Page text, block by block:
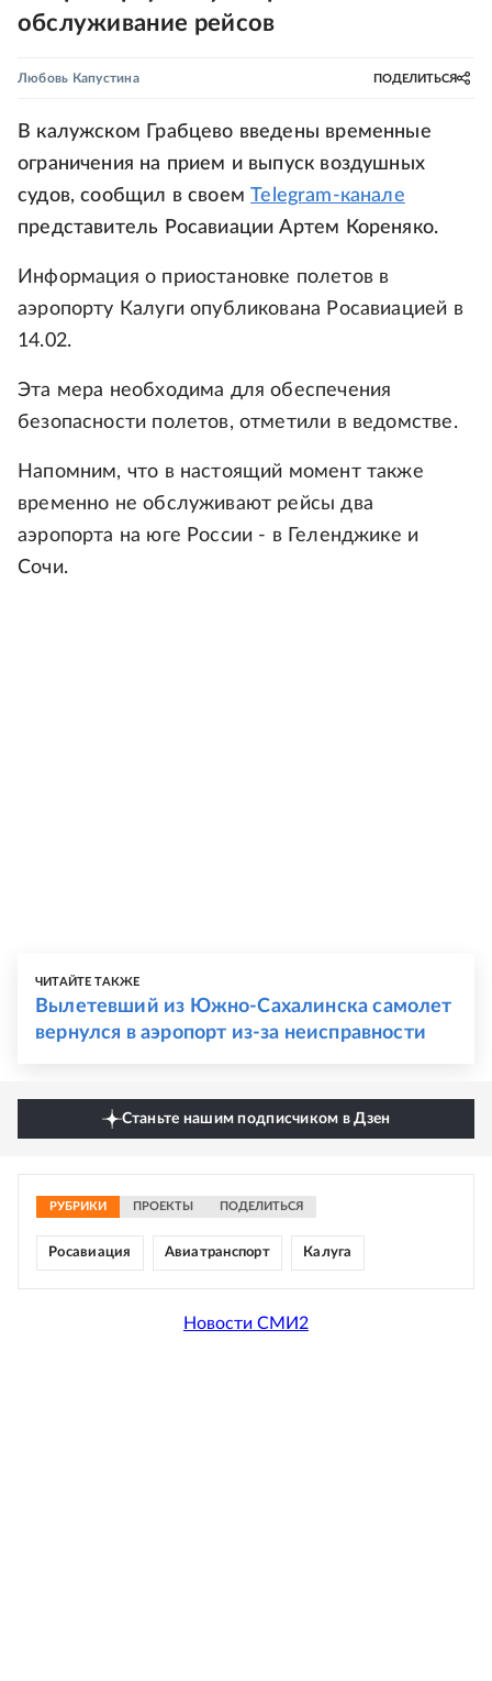
обслуживание рейсов
Любовь Капустина ПОДЕЛИТЬСЯ
В калужском Грабцево введены временные
ограничения на прием и выпуск воздушных
судов, сообщил в своемTelegram-канале
представитель Росавиации Артем Кореняко.
Информация о приостановке полетов в
аэропорту Калуги опубликована Росавиацией в
14.02.
Эта мера необходима для обеспечения
безопасности полетов, отметили в ведомстве.
Напомним, что в настоящий момент также
временно не обслуживают рейсы два
аэропорта на юге России - в Геленджике и
Сочи.
ЧИТАЙТЕ ТАКЖЕ
Вылетевший из Южно-Сахалинска самолет
вернулся в аэропорт из-за неисправности
Станьте нашим подписчиком в Дзен
РУБРИКИ ПРОЕКТЫ ПОДЕЛИТЬСЯ
Росавиация Авиатранспорт Калуга
Новости СМИ2